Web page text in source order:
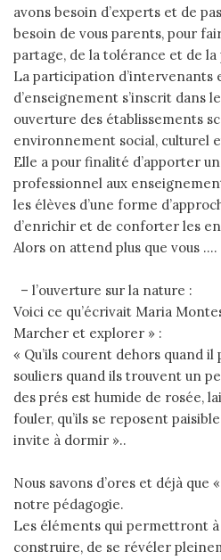
avons besoin d’experts et de
besoin de vous parents, pour
partage, de la tolérance et de la
La participation d’intervenants
d’enseignement s’inscrit dans
ouverture des établissements
environnement social, culturel
Elle a pour finalité d’apporter
professionnel aux
les élèves d’une forme
d’enrichir et de conforter les
Alors on attend plus que vous ….
– l’ouverture sur la nature :
Voici ce qu’écrivait Maria
Marcher et explorer » :
« Qu’ils courent dehors quand il
souliers quand ils trouvent un
des prés est humide de rosée,
fouler, qu’ils se reposent
invite à dormir »..
Nous savons d’ores et déjà que
notre pédagogie.
Les éléments qui permettront
construire, de se révéler